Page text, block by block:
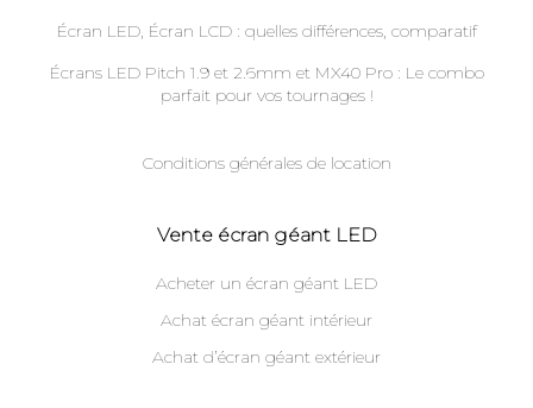
Écran LED, Écran LCD : quelles différences, comparatif
Écrans LED Pitch 1.9 et 2.6mm et MX40 Pro : Le combo
parfait pour vos tournages !
Conditions générales de location
Vente écran géant LED
Acheter un écran géant LED
Achat écran géant intérieur
Achat d’écran géant extérieur